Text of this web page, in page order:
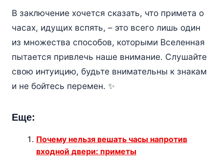
В заключение хочется сказать, что примета о
часах, идущих вспять, – это всего лишь один
из множества способов, которыми Вселенная
пытается привлечь наше внимание. Слушайте
свою интуицию, будьте внимательны к знакам
и не бойтесь перемен. ✨
Еще:
Почему нельзя вешать часы напротив
входной двери: приметы